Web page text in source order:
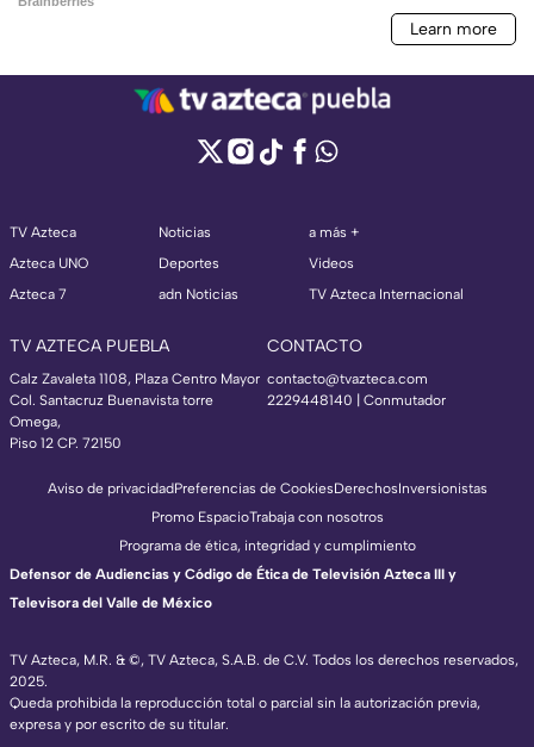
TV Azteca
Azteca UNO
Azteca 7
Noticias
Deportes
adn Noticias
a más +
Videos
TV Azteca Internacional
TV AZTECA PUEBLA
Calz Zavaleta 1108, Plaza Centro Mayor
Col. Santacruz Buenavista torre
Omega,
Piso 12 CP. 72150
CONTACTO
contacto@tvazteca.com
2229448140 | Conmutador
TV Azteca, M.R. & ©, TV Azteca, S.A.B. de C.V. Todos los derechos reservados,
2025.
Queda prohibida la reproducción total o parcial sin la autorización previa,
expresa y por escrito de su titular.
Aviso de privacidadPreferencias de CookiesDerechosInversionistas
Promo EspacioTrabaja con nosotros
Programa de ética, integridad y cumplimiento
Defensor de Audiencias y Código de Ética de Televisión Azteca III y
Televisora del Valle de México